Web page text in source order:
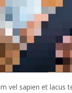
vel sapien et lacus